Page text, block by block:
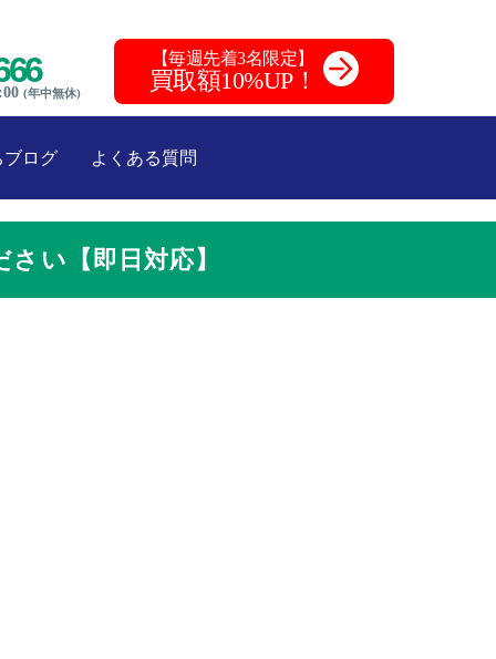
(年中無休)
【毎週先着3名限定】
買取額10%UP！
ブログ よくある質問
い【即日対応】